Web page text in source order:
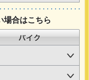
場合はこちら